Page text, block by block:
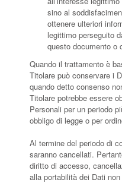
sino al
ottenere ulteriori
legittimo perseguito
questo documento o
Quando il trattamento è
Titolare può conservare i
quando detto consenso
Titolare potrebbe essere
Personali per un periodo
obbligo di legge o per
Al termine del periodo di
saranno cancellati.
diritto di accesso,
alla portabilità dei Dati